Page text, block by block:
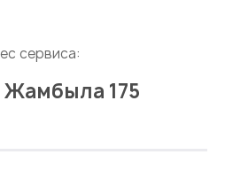
сервиса:
175